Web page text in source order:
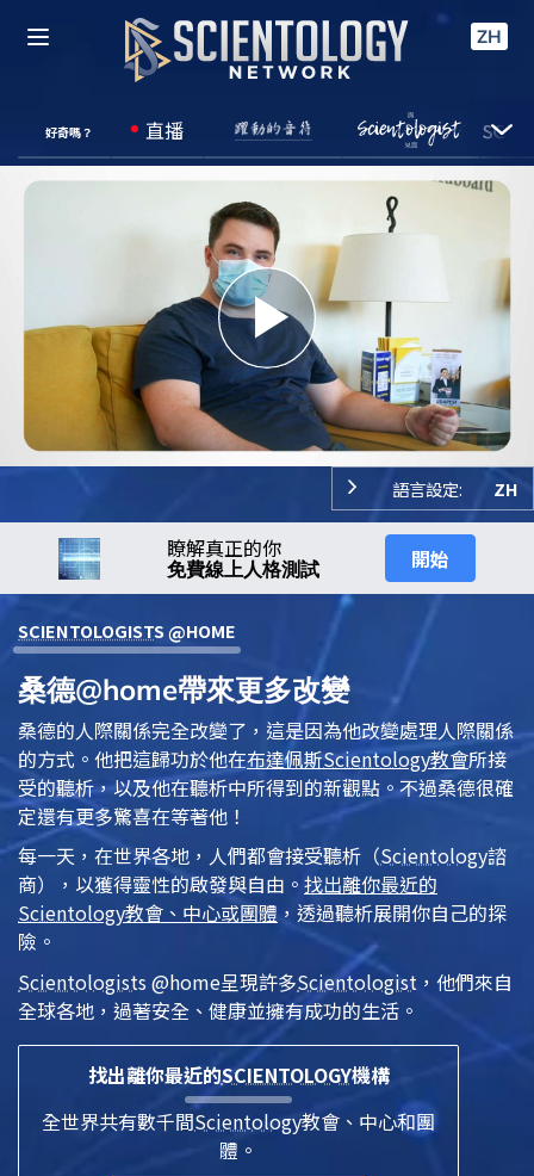
ZH
好奇嗎？ 直播
Play
Video
語言設定: ZH
瞭解真正的你
免費線上人格測試 開始
SCIENTOLOGISTS @HOME
桑德@home帶來更多改變
桑德的人際關係完全改變了，這是因為他改變處理人際關係
的方式。他把這歸功於他在布達佩斯Scientology教會所接
受的聽析，以及他在聽析中所得到的新觀點。不過桑德很確
定還有更多驚喜在等著他！
每一天，在世界各地，人們都會接受聽析 （Scientology諮
商），以獲得靈性的啟發與自由。 找出離你最近的
Scientology教會、中心或團體 ，透過聽析展開你自己的探
險。
Scientologists @home呈現許多Scientologist ，他們來自
全球各地，過著安全、健康並擁有成功的生活。
找出離你最近的SCIENTOLOGY機構
全世界共有數千間Scientology教會、中心和團
體。